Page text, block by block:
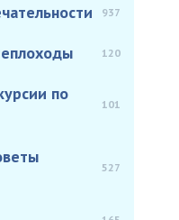
937
120
по
101
527